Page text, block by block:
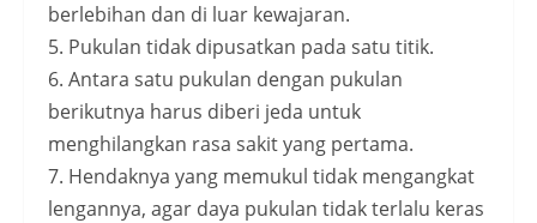
berlebihan dan di luar kewajaran.
5. Pukulan tidak dipusatkan pada satu titik.
6. Antara satu pukulan dengan pukulan
berikutnya harus diberi jeda untuk
menghilangkan rasa sakit yang pertama.
7. Hendaknya yang memukul tidak mengangkat
lengannya, agar daya pukulan tidak terlalu keras